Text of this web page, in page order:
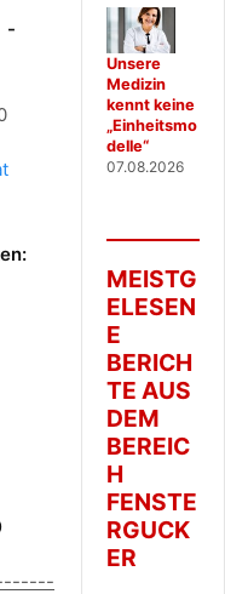
-
Unsere
Medizin
kennt keine
„Einheitsmo
delle“
07.08.2026
MEISTG
ELESEN
E
BERICH
TE AUS
DEM
BEREIC
H
FENSTE
RGUCK
ER